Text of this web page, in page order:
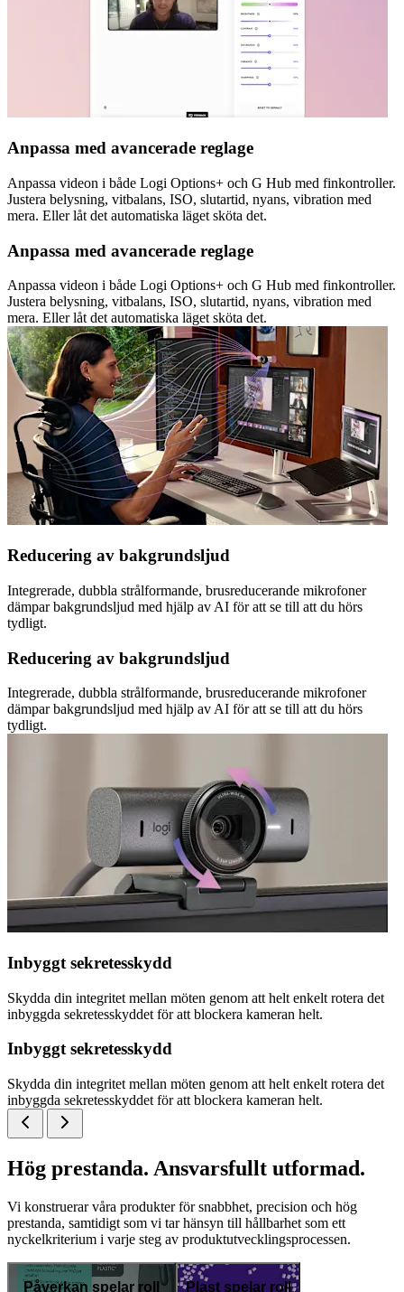
Anpassa med avancerade reglage
Anpassa videon i både Logi Options+ och G Hub med finkontroller.
Justera belysning, vitbalans, ISO, slutartid, nyans, vibration med
mera. Eller låt det automatiska läget sköta det.
Anpassa med avancerade reglage
Anpassa videon i både Logi Options+ och G Hub med finkontroller.
Justera belysning, vitbalans, ISO, slutartid, nyans, vibration med
mera. Eller låt det automatiska läget sköta det.
Reducering av bakgrundsljud
Integrerade, dubbla strålformande, brusreducerande mikrofoner
dämpar bakgrundsljud med hjälp av AI för att se till att du hörs
tydligt.
Reducering av bakgrundsljud
Integrerade, dubbla strålformande, brusreducerande mikrofoner
dämpar bakgrundsljud med hjälp av AI för att se till att du hörs
tydligt.
Inbyggt sekretesskydd
Skydda din integritet mellan möten genom att helt enkelt rotera det
inbyggda sekretesskyddet för att blockera kameran helt.
Inbyggt sekretesskydd
Skydda din integritet mellan möten genom att helt enkelt rotera det
inbyggda sekretesskyddet för att blockera kameran helt.
Hög prestanda. Ansvarsfullt utformad.
Vi konstruerar våra produkter för snabbhet, precision och hög
prestanda, samtidigt som vi tar hänsyn till hållbarhet som ett
nyckelkriterium i varje steg av produktutvecklingsprocessen.
Påverkan spelar roll Plast spelar roll